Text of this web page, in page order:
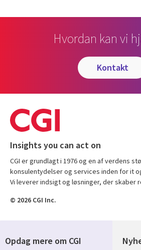
Hvordan kan vi
kontakt
Insights you can act on
CGI er grundlagt i 1976 og en af verdens
konsulentydelser og services inden for it
Vi leverer indsigt og løsninger, der skaber
© 2026 CGI Inc.
Opdag mere om CGI